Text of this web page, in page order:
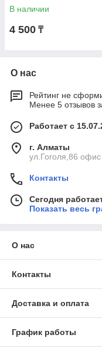
В наличии
4 500 ₸
О нас
Рейтинг не
Менее 5 отзывов
Работает с
г. Алматы
ул.Гоголя,86
Контакты
Сегодня
Показать весь
О нас
Контакты
Доставка и оплата
График работы